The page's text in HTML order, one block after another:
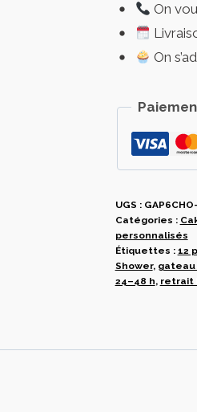
boy
or
girl
gateau
shower
|
livraison
grand
tunis
On
On
UGS :
Catégories :
personnalisés
Étiquettes : 12
Shower, gateau
24–48 h, retrait